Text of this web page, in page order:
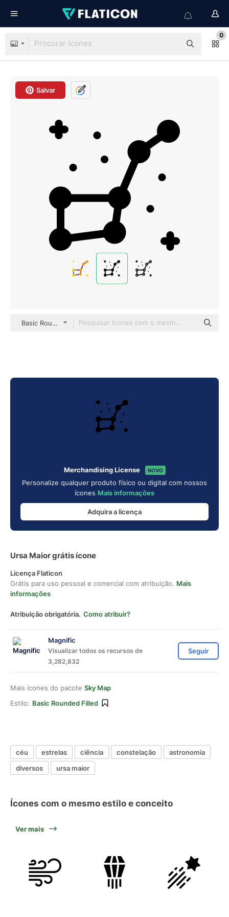
0
Salvar
Basic Rounded Filled
Merchandising License NOVO
Personalize qualquer produto físico ou digital com nossos
ícones Mais informações
Adquira a licença
Ursa Maior grátis ícone
Licença Flaticon
Grátis para uso pessoal e comercial com atribuição. Mais
informações
Atribuição obrigatória. Como atribuir?
Magnific
Visualizar todos os recursos de
3,282,832
Seguir
Mais ícones do pacote Sky Map
Estilo: Basic Rounded Filled
céu estrelas ciência constelação
astronomia
diversos
ursa maior
Ícones com o mesmo estilo e conceito
Ver mais